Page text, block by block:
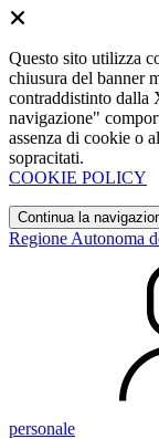
Questo sito utilizza
chiusura del banner
contraddistinto dalla
navigazione"
assenza di cookie o
sopracitati.
COOKIE POLICY
Continua la
Regione Autonoma
personale